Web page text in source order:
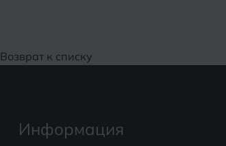
Возврат к списку
Информация